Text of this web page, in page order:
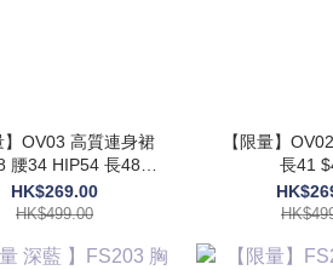
高質連身裙
$499
HK$269.00
HK$499.00
【限量】
長41